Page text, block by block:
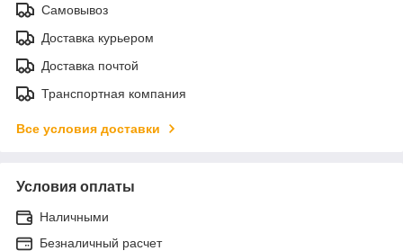
Самовывоз
Доставка курьером
Доставка почтой
Транспортная компания
Все условия доставки
Условия оплаты
Наличными
Безналичный расчет